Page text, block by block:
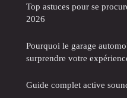
Top astuces pour se
2026
Pourquoi le garage
surprendre votre
Guide complet active